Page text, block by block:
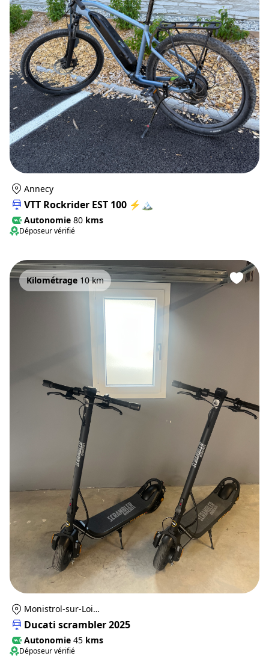
Annecy
VTT Rockrider EST 100 ⚡️🏔️
Autonomie 80 kms
Déposeur vérifié
Kilométrage 10 km
Monistrol-sur-Loire
Ducati scrambler 2025
Autonomie 45 kms
Déposeur vérifié